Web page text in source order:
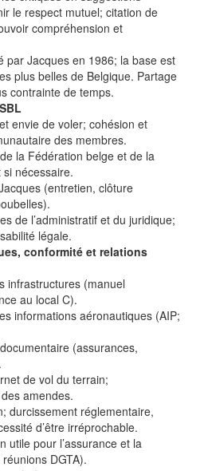
le respect mutuel; citation de
compréhension et
par Jacques en 1986; la base est
plus belles de Belgique. Partage
contrainte de temps.
envie de voler; cohésion et
des membres.
la Fédération belge et de la
si nécessaire.
(entretien, clôture
de l’administratif et du juridique;
légale.
conformité et relations
infrastructures (manuel
au local C).
informations aéronautiques (AIP;
(assurances,
de vol du terrain;
amendes.
durcissement réglementaire,
d’être irréprochable.
utile pour l’assurance et la
DGTA).